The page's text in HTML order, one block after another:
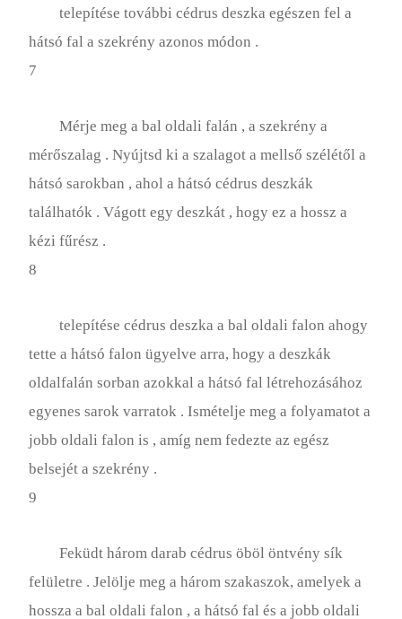
telepítése további cédrus deszka egészen fel a
hátsó fal a szekrény azonos módon .
7
Mérje meg a bal oldali falán , a szekrény a
mérőszalag . Nyújtsd ki a szalagot a mellső szélétől a
hátsó sarokban , ahol a hátsó cédrus deszkák
találhatók . Vágott egy deszkát , hogy ez a hossz a
kézi fűrész .
8
telepítése cédrus deszka a bal oldali falon ahogy
tette a hátsó falon ügyelve arra, hogy a deszkák
oldalfalán sorban azokkal a hátsó fal létrehozásához
egyenes sarok varratok . Ismételje meg a folyamatot a
jobb oldali falon is , amíg nem fedezte az egész
belsejét a szekrény .
9
Feküdt három darab cédrus öböl öntvény sík
felületre . Jelölje meg a három szakaszok, amelyek a
hossza a bal oldali falon , a hátsó fal és a jobb oldali